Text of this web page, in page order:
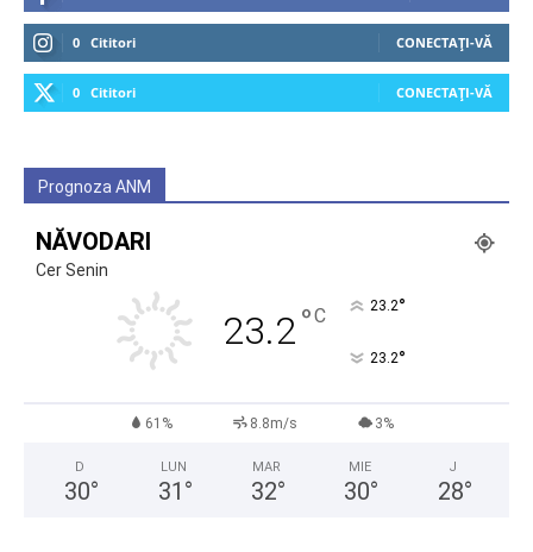
0 Cititori CONECTAȚI-VĂ
0 Cititori CONECTAȚI-VĂ
Prognoza ANM
NĂVODARI
Cer Senin
23.2°C 23.2°
23.2°
61% 8.8m/s 3%
D
30°
LUN
31 °
MAR
32°
MIE
30°
J
28°